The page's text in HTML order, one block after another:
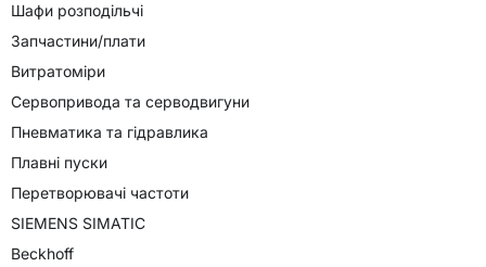
Шафи розподільчі
Запчастини/плати
Витратоміри
Сервопривода та серводвигуни
Пневматика та гідравлика
Плавні пуски
Перетворювачі частоти
SIEMENS SIMATIC
Beckhoff